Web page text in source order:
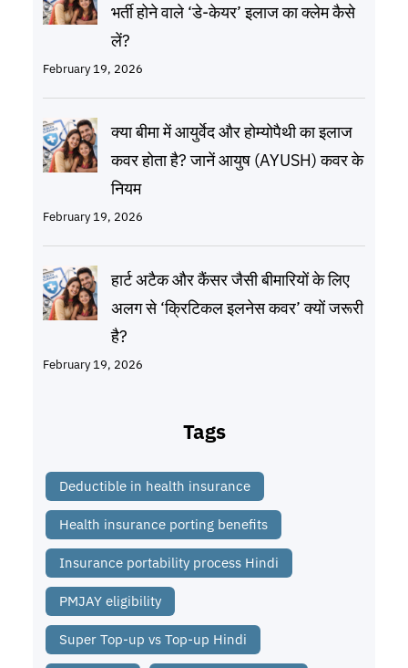
भर्ती होने वाले ‘डे-केयर’ इलाज का क्लेम कैसे
लें?
February 19, 2026
क्या बीमा में आयुर्वेद और होम्योपैथी का इलाज
कवर होता है? जानें आयुष (AYUSH) कवर के
नियम
February 19, 2026
हार्ट अटैक और कैंसर जैसी बीमारियों के लिए
अलग से ‘क्रिटिकल इलनेस कवर’ क्यों जरूरी
है?
February 19, 2026
Tags
Deductible in health insurance
Health insurance porting benefits
Insurance portability process Hindi
PMJAY eligibility
Super Top-up vs Top-up Hindi